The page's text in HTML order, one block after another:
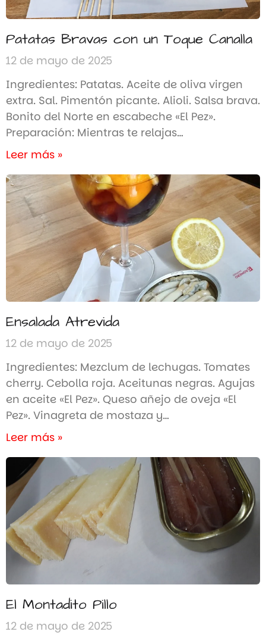
Patatas Bravas con un Toque Canalla
12 de mayo de 2025
Ingredientes: Patatas. Aceite de oliva virgen
extra. Sal. Pimentón picante. Alioli. Salsa brava.
Bonito del Norte en escabeche «El Pez».
Preparación: Mientras te relajas…
Leer más »
Ensalada Atrevida
12 de mayo de 2025
Ingredientes: Mezclum de lechugas. Tomates
cherry. Cebolla roja. Aceitunas negras. Agujas
en aceite «El Pez». Queso añejo de oveja «El
Pez». Vinagreta de mostaza y…
Leer más »
El Montadito Pillo
12 de mayo de 2025